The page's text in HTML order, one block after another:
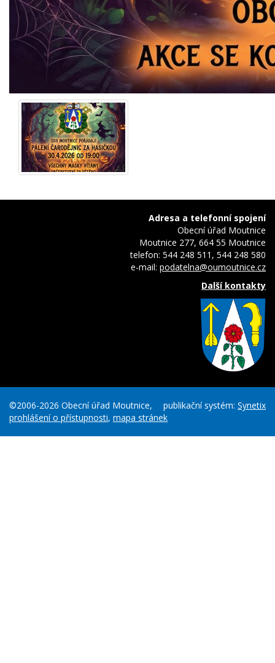
Adresa a telefonní spojení
Obecní úřad Moutnice
Moutnice 277, 664 55 Moutnice
telefon: 544 248 511, 544 248 580
e-mail: podatelna@oumoutnice.cz
Další kontakty
publikační systém: Synetix
©2006-2026 Obecní úřad Moutnice,
prohlášení o přístupnosti, mapa stránek